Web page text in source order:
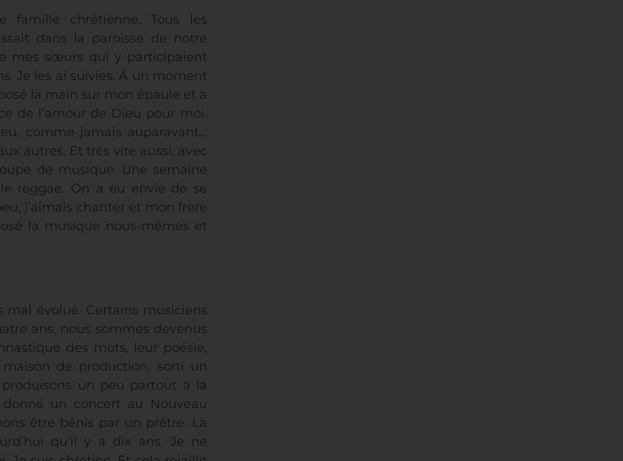
famille chrétienne. Tous les
dans la paroisse de notre
mes sœurs qui y participaient
Je les ai suivies. À un moment
la main sur mon épaule et a
de l’amour de Dieu pour moi.
comme jamais auparavant…
autres. Et très vite aussi, avec
de musique. Une semaine
reggae. On a eu envie de se
j’aimais chanter et mon frère
la musique nous-mêmes et
évolué. Certains musiciens
ans, nous sommes devenus
des mots, leur poésie,
de production, sorti un
un peu partout à la
un concert au Nouveau
être bénis par un prêtre. La
qu’il y a dix ans. Je ne